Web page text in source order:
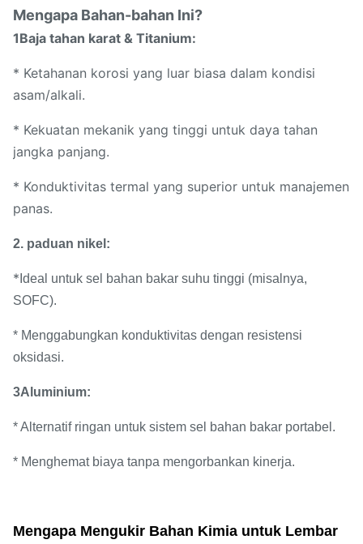
Mengapa Bahan-bahan Ini?
1Baja tahan karat & Titanium:
* Ketahanan korosi yang luar biasa dalam kondisi
asam/alkali.
* Kekuatan mekanik yang tinggi untuk daya tahan
jangka panjang.
* Konduktivitas termal yang superior untuk manajemen
panas.
2. paduan nikel:
* Ideal untuk sel bahan bakar suhu tinggi (misalnya,
SOFC).
* Menggabungkan konduktivitas dengan resistensi
oksidasi.
3Aluminium:
* Alternatif ringan untuk sistem sel bahan bakar portabel.
* Menghemat biaya tanpa mengorbankan kinerja.
Mengapa Mengukir Bahan Kimia untuk Lembar